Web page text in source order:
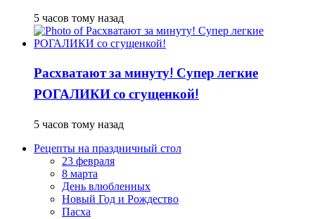
5 часов тому назад
Расхватают за минуту! Супер легкие
РОГАЛИКИ со сгущенкой!
5 часов тому назад
Рецепты на праздничный стол
23 февраля
8 марта
День влюбленных
Новый Год и Рождество
Пасха